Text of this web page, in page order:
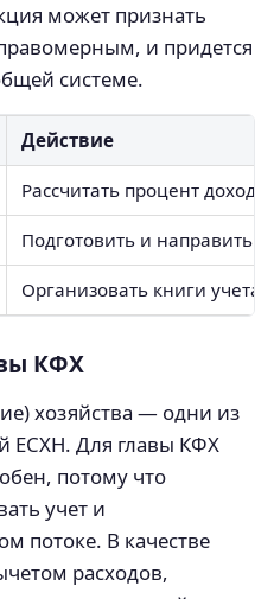
может признать
и придется
системе.
Действие
Рассчитать процент
Подготовить и направить
Организовать книги учета
КФХ
хозяйства — одни из
ЕСХН. Для главы КФХ
потому что
учет и
потоке. В качестве
расходов,